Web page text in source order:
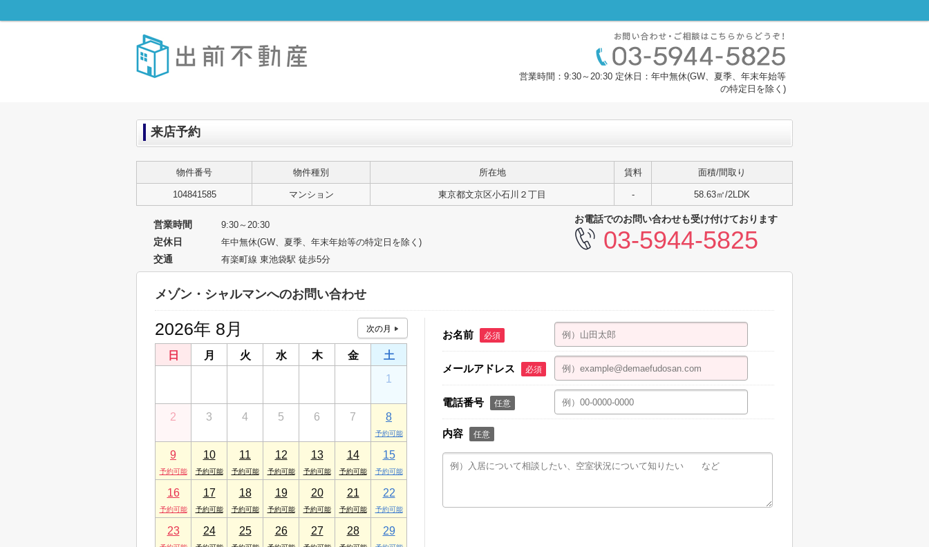
営業時間：9:30～20:30 定休日：年中無休(GW、夏季、年末年始等
の特定日を除く)
来店予約
物件番号 物件種別 所在地 賃料 面積/間取り
104841585 マンション 東京都文京区小石川２丁目 - 58.63㎡/2LDK
営業時間 9:30～20:30
定休日 年中無休(GW、夏季、年末年始等の特定日を除く)
交通 有楽町線 東池袋駅 徒歩5分
お電話でのお問い合わせも受け付けております
03-5944-5825
メゾン・シャルマンへのお問い合わせ
2026年 8月
日 月 火 水 木 金
土
1
2 3 4 5 6 7 8
9 10 11 12 13 14 15
16 17 18 19 20 21 22
23 24 25 26 27 28 29
お名前 必須
メールアドレス 必須
電話番号 任意
内容 任意